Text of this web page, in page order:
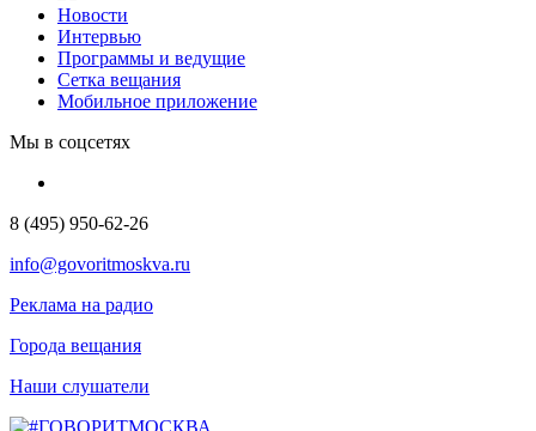
Новости
Интервью
Программы и ведущие
Сетка вещания
Мобильное приложение
Мы в соцсетях
8 (495) 950-62-26
info@govoritmoskva.ru
Реклама на радио
Города вещания
Наши слушатели